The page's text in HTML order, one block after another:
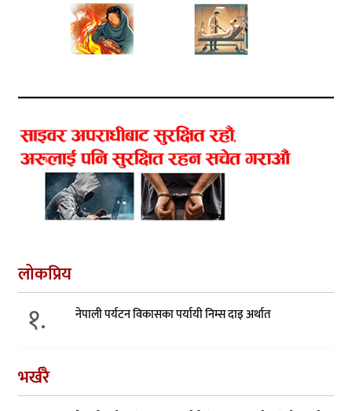
लोकप्रिय
१. नेपाली पर्यटन विकासका पर्यायी निम्स दाइ अर्थात
भर्खरै